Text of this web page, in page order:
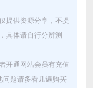
提供资源分享，不提
具体请自行分辨测
开通网站会员有充值
题请多看几遍购买